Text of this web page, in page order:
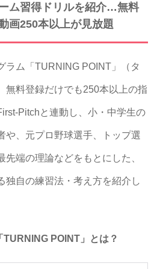
ム習得ドリルを紹介…無料
画250本以上が見放題
ム「TURNING POINT」（タ
無料登録だけでも250本以上の指
Pitchと連動し、小・中学生の
や、元プロ野球選手、トップ選
端の理論などをもとにした、
独自の練習法・考え方を紹介し
POINT」とは？